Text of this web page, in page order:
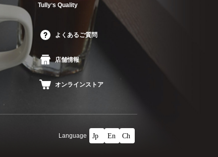
Tullyʼs Quality
よくあるご質問
店舗情報
オンラインストア
Language